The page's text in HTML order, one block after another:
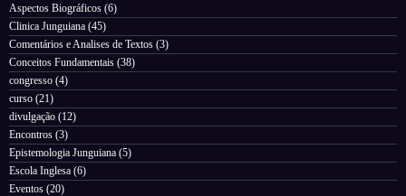
Aspectos Biográficos (6)
Clinica Junguiana (45)
Comentários e Analises de Textos (3)
Conceitos Fundamentais (38)
congresso (4)
curso (21)
divulgação (12)
Encontros (3)
Epistemologia Junguiana (5)
Escola Inglesa (6)
Eventos (20)